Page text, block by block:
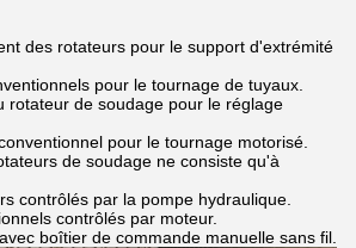
des rotateurs pour le support d'extrémité
pour le tournage de tuyaux.
rotateur de soudage pour le réglage
pour le tournage motorisé.
de soudage ne consiste qu'à
contrôlés par la pompe hydraulique.
contrôlés par moteur.
boîtier de commande manuelle sans fil.